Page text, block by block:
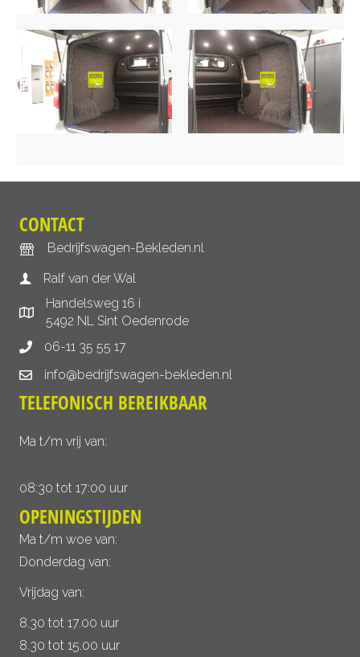
CONTACT
Bedrijfswagen-Bekleden.nl
Ralf van der Wal
Handelsweg 16 i
5492 NL Sint Oedenrode
06-11 35 55 17
info@bedrijfswagen-bekleden.nl
TELEFONISCH BEREIKBAAR
Ma t/m vrij van:
08:30 tot 17:00 uur
OPENINGSTIJDEN
Ma t/m woe van:
Donderdag van:
Vrijdag van:
8.30 tot 17.00 uur
8.30 tot 15.00 uur